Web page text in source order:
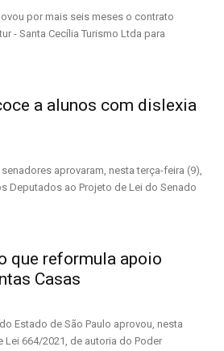
por mais seis meses o contrato
- Santa Cecília Turismo Ltda para
a alunos com dislexia
aprovaram, nesta terça-feira (9),
Deputados ao Projeto de Lei do Senado
que reformula apoio
Casas
Estado de São Paulo aprovou, nesta
Lei 664/2021, de autoria do Poder